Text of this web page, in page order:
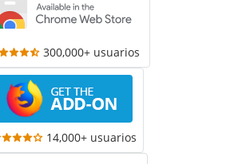
300,000+ usuarios
14,000+ usuarios